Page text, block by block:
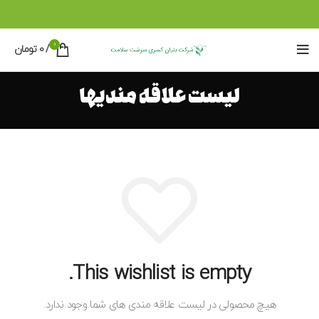
0
/
0 تومان
لیست علاقه مندیها
This wishlist is empty.
هیچ محصولی در لیست علاقه مندی های شما وجود ندارد.